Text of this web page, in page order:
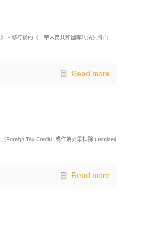
。修訂後的《中華人民共和國專利法》將自
Read more
Foreign Tax Credit）或作為列舉扣除 (Itemized
Read more